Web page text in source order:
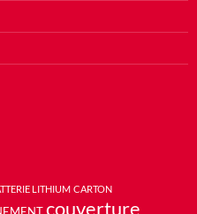
LITHIUM CARTON
couverture